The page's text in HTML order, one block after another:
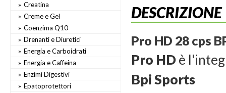
Creatina
Creme e Gel
Coenzima Q10
Drenanti e Diuretici
Energia e Carboidrati
Energia e Caffeina
Enzimi Digestivi
Epatoprotettori
DESCRIZIONE
Pro HD 28 cps
Pro HDè
Bpi Sports